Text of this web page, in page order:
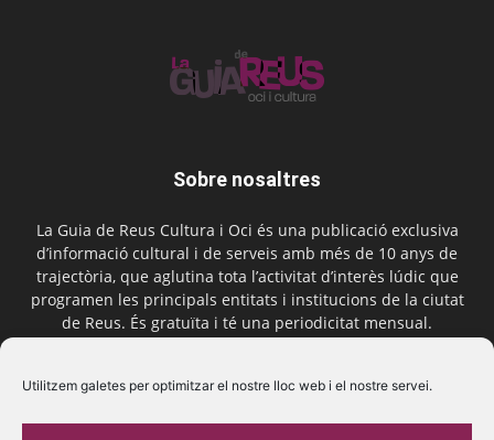
Utilitzem galetes per optimitzar el nostre lloc web i el nostre servei.
Sobre nosaltres
La Guia de Reus Cultura i Oci és una publicació exclusiva
d’informació cultural i de serveis amb més de 10 anys de
trajectòria, que aglutina tota l’activitat d’interès lúdic que
programen les principals entitats i institucions de la ciutat
de Reus. És gratuïta i té una periodicitat mensual.